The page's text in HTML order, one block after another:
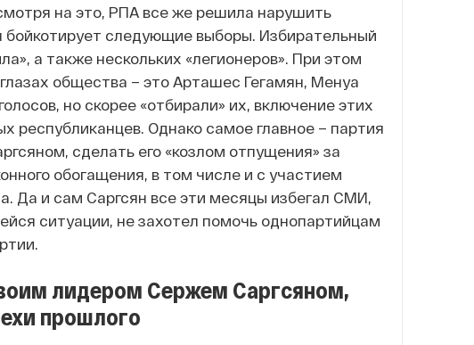
на это, РПА все же решила нарушить
бойкотирует следующие выборы. Избирательный
а также нескольких «легионеров». При этом
общества – это Арташес Гегамян, Менуа
но скорее «отбирали» их, включение этих
республиканцев. Однако самое главное – партия
сделать его «козлом отпущения» за
обогащения, в том числе и с участием
Да и сам Саргсян все эти месяцы избегал СМИ,
ситуации, не захотел помочь однопартийцам
лидером Сержем Саргсяном,
прошлого